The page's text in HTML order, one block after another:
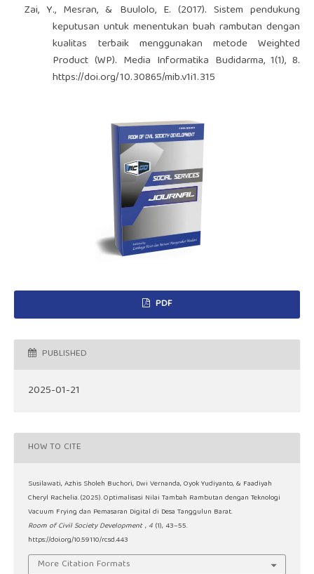
Zai, Y., Mesran, & Buulolo, E. (2017). Sistem pendukung
keputusan untuk menentukan buah rambutan dengan
kualitas terbaik menggunakan metode Weighted
Product (WP). Media Informatika Budidarma, 1(1), 8.
https://doi.org/10.30865/mib.v1i1.315
PDF
PUBLISHED
2025-01-21
HOW TO CITE
Susilawati, Azhis Sholeh Buchori, Dwi Vernanda, Oyok Yudiyanto, & Faadiyah
Cheryl Rachelia. (2025). Optimalisasi Nilai Tambah Rambutan dengan Teknologi
Vacuum Frying dan Pemasaran Digital di Desa Tanggulun Barat.
Room of Civil Society Development , 4 (1), 43–55.
https://doi.org/10.59110/rcsd.443
More Citation Formats